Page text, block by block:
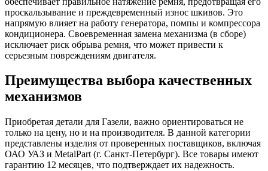
проскальзывание и преждевременный износ шкивов. Это
напрямую влияет на работу генератора, помпы и компрессора
кондиционера. Своевременная замена механизма (в сборе)
исключает риск обрыва ремня, что может привести к
серьезным повреждениям двигателя.
Преимущества выбора качественных
механизмов
Приобретая детали для Газели, важно ориентироваться не
только на цену, но и на производителя. В данной категории
представлены изделия от проверенных поставщиков, включая
ОАО УАЗ и MetalPart (г. Санкт-Петербург). Все товары имеют
гарантию 12 месяцев, что подтверждает их надежность.